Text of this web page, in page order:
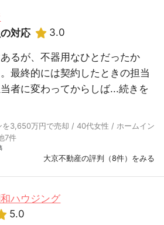
対応
3.0
るが、不器用なひとだったか
最終的には契約したときの担当
者に変わってからしば...続きを
を3,650万円で売却 / 40代女性 / ホームイン
7件
大京不動産の評判（8件）をみる
ハウジング
5.0